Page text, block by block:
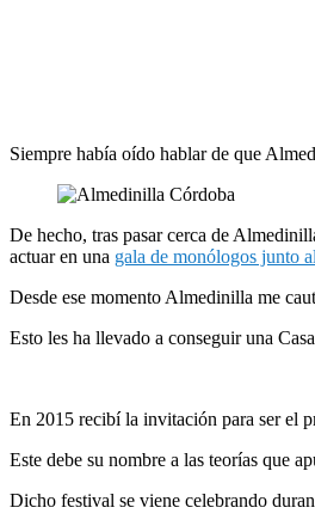
Siempre había oído hablar de que
De hecho, tras pasar cerca de
actuar en una gala de monólogos junto
Desde ese momento Almedinilla me
Esto les ha llevado a conseguir una
En 2015 recibí la invitación para ser el
Este debe su nombre a las teorías que
Dicho festival se viene celebrando